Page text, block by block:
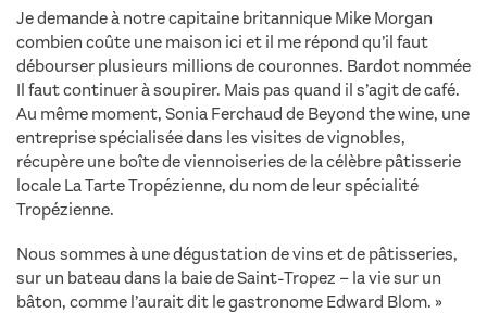
Je demande à notre capitaine britannique Mike Morgan
combien coûte une maison ici et il me répond qu’il faut
débourser plusieurs millions de couronnes. Bardot nommée
Il faut continuer à soupirer. Mais pas quand il s’agit de café.
Au même moment, Sonia Ferchaud de Beyond the wine, une
entreprise spécialisée dans les visites de vignobles,
récupère une boîte de viennoiseries de la célèbre pâtisserie
locale La Tarte Tropézienne, du nom de leur spécialité
Tropézienne.
Nous sommes à une dégustation de vins et de pâtisseries,
sur un bateau dans la baie de Saint-Tropez – la vie sur un
bâton, comme l’aurait dit le gastronome Edward Blom. »